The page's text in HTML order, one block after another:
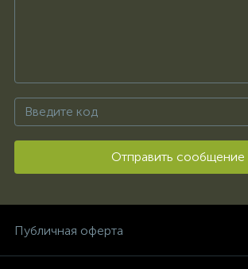
Отправить сообщение
Публичная оферта